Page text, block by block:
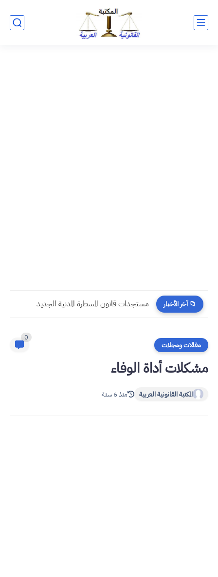
📁 آخر الأخبار
مقالات ومجلات
0
مشكلات أداة الوفاء
المكتبة القانونية العربية منذ 6 سنة